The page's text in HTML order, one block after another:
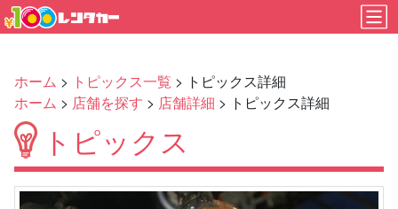
ホーム > トピックス一覧 > トピックス詳細
ホーム > 店舗を探す > 店舗詳細 > トピックス詳細
トピックス